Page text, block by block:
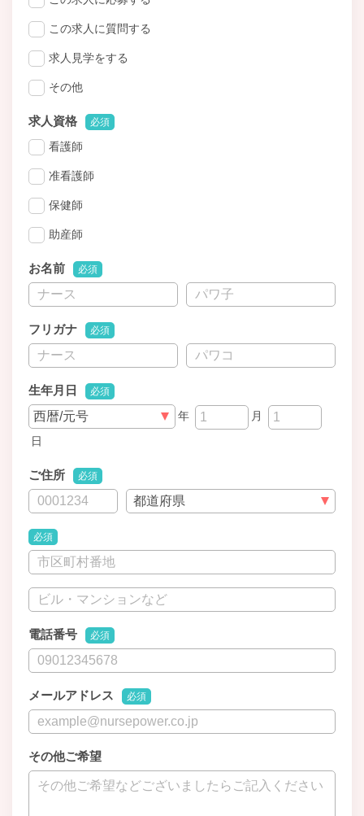
この求人に質問する
求人見学をする
その他
求人資格 必須
看護師
准看護師
保健師
助産師
お名前 必須
フリガナ 必須
生年月日 必須
年
月
日
ご住所 必須
必須
電話番号 必須
メールアドレス 必須
その他ご希望